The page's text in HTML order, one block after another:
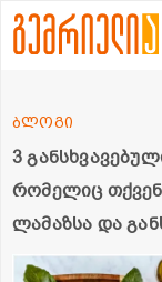
3
რომელიც
ლამაზსა და
ბლოგი